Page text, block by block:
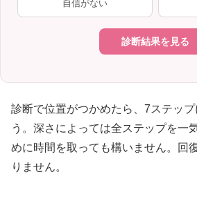
自信がない
診断結果を見る
診断で位置がつかめたら、7ステッ
う。深さによっては全ステップを一
めに時間を取っても構いません。回
りません。